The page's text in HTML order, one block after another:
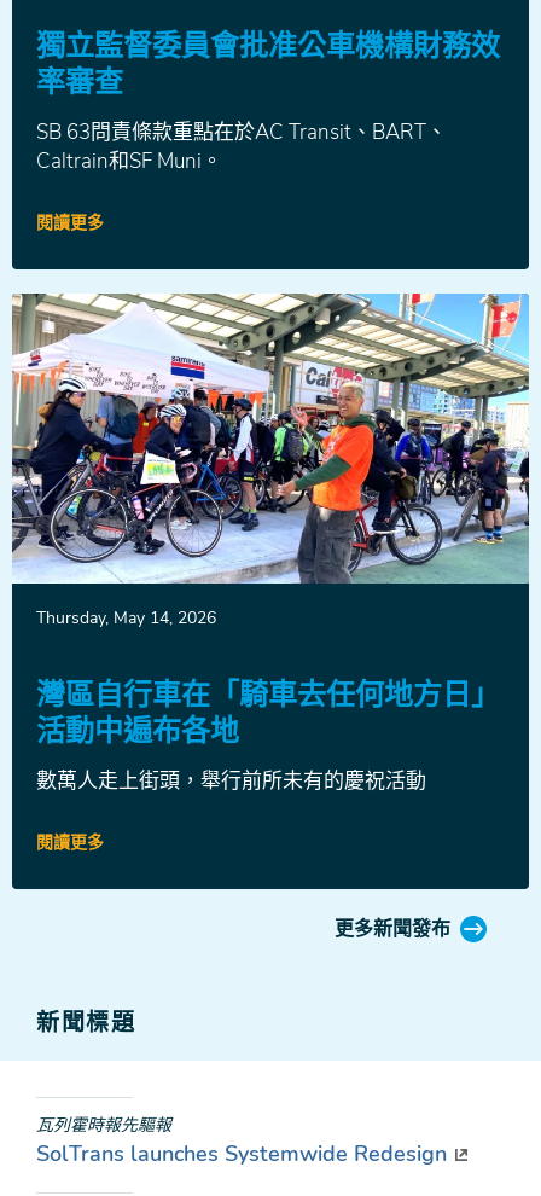
布
獨立監督委員會批准公車機構財務效
率審查
SB 63問責條款重點在於AC Transit、BART、
Caltrain和SF Muni。
閱讀更多
新
布
Thursday, May 14, 2026
灣區自行車在「騎車去任何地方日」
活動中遍布各地
數萬人走上街頭，舉行前所未有的慶祝活動
閱讀更多
更多新聞發布
新聞標題
瓦列霍時報先驅報
SolTrans launches Systemwide Redesign